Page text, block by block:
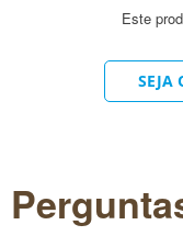
Este
SEJA